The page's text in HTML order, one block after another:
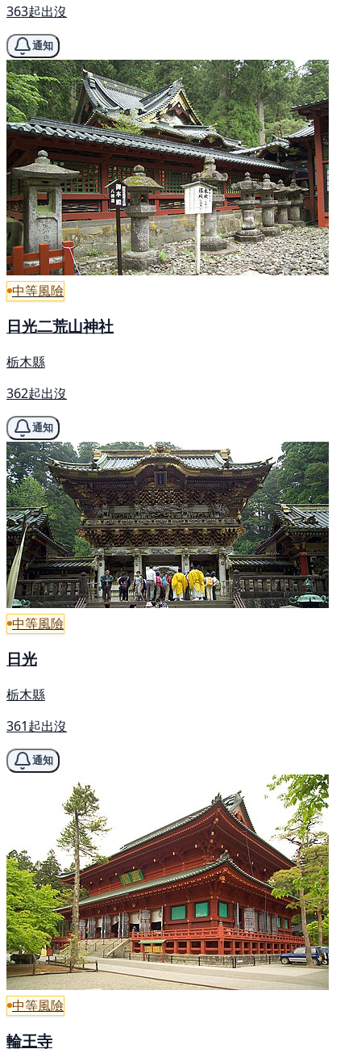
363起出沒
通知
中等風險
日光二荒山神社
栃木縣
362起出沒
通知
中等風險
日光
栃木縣
361起出沒
通知
中等風險
輪王寺